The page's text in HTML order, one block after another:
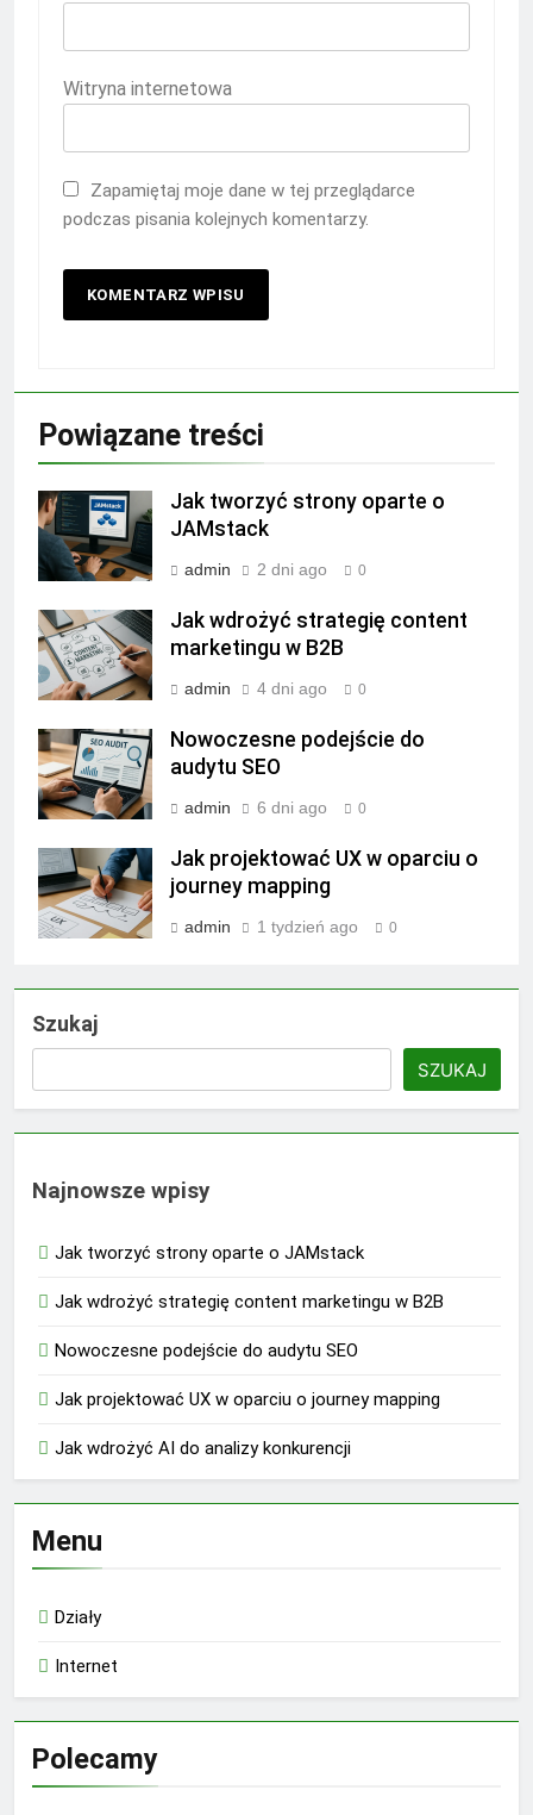
Witryna internetowa
Zapamiętaj moje dane w tej przeglądarce
podczas pisania kolejnych komentarzy.
Powiązane treści
Jak tworzyć strony oparte o
JAMstack
admin 2 dni ago 0
Jak wdrożyć strategię content
marketingu w B2B
admin 4 dni ago 0
Nowoczesne podejście do
audytu SEO
admin 6 dni ago 0
Jak projektować UX w oparciu o
journey mapping
admin 1 tydzień ago 0
Szukaj
SZUKAJ
Najnowsze wpisy
Jak tworzyć strony oparte o JAMstack
Jak wdrożyć strategię content marketingu w B2B
Nowoczesne podejście do audytu SEO
Jak projektować UX w oparciu o journey mapping
Jak wdrożyć AI do analizy konkurencji
Menu
Działy
Internet
Polecamy